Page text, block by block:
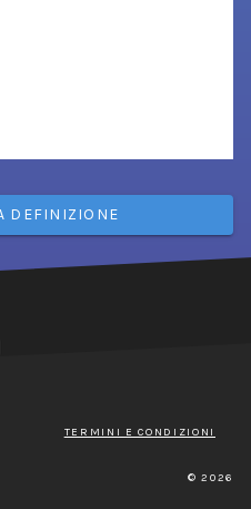
DEFINIZIONE
TERMINI E CONDIZIONI
© 2026